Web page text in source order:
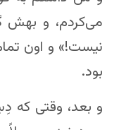
می‌کردم، و
نیست!» و اون
بود.
و بعد، وقتی که